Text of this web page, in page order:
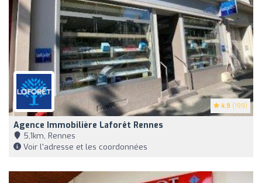
4.9 (199)
Agence Immobilière Laforêt Rennes
5,1km, Rennes
Voir l'adresse et les coordonnées